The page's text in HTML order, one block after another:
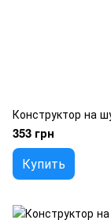
Конструктор на
353 грн
Купить